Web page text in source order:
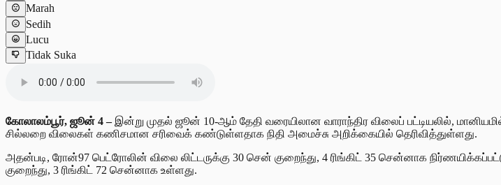
Marah
Sedih
Lucu
Tidak Suka
கோலாலம்பூர், ஜூன் 4 –இன்று முதல் ஜூன் 10-ஆம் தேதி வரையிலான வாராந்திர விலைப் பட்டியலில்,
சில்லறை விலைகள் கணிசமான சரிவைக் கண்டுள்ளதாக நிதி அமைச்சு அறிக்கையில் தெரிவித்துள்ளது.
அதன்படி, ரோன்97 பெட்ரோலின் விலை லிட்டருக்கு 30 சென் குறைந்து, 4 ரிங்கிட் 35 சென்னாக
குறைந்து, 3 ரிங்கிட் 72 சென்னாக உள்ளது.